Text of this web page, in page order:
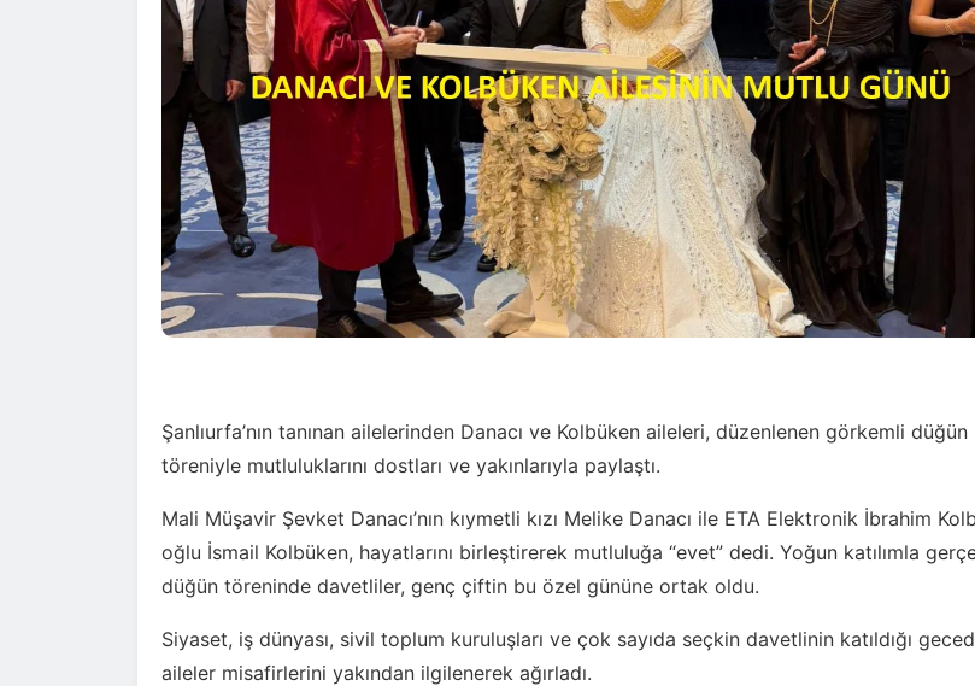
Şanlıurfa’nın tanınan ailelerinden Danacı ve Kolbüken aileleri, düzenlenen görkemli düğün
töreniyle mutluluklarını dostları ve yakınlarıyla paylaştı.
Mali Müşavir Şevket Danacı’nın kıymetli kızı Melike Danacı ile ETA Elektronik İbrahim
oğlu İsmail Kolbüken, hayatlarını birleştirerek mutluluğa “evet” dedi. Yoğun katılımla
düğün töreninde davetliler, genç çiftin bu özel gününe ortak oldu.
Siyaset, iş dünyası, sivil toplum kuruluşları ve çok sayıda seçkin davetlinin katıldığı
aileler misafirlerini yakından ilgilenerek ağırladı.